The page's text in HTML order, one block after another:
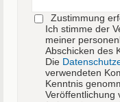
Zustimmung
Ich stimme der
meiner
Abschicken des
Die
verwendeten
Kenntnis
Veröffentlichung